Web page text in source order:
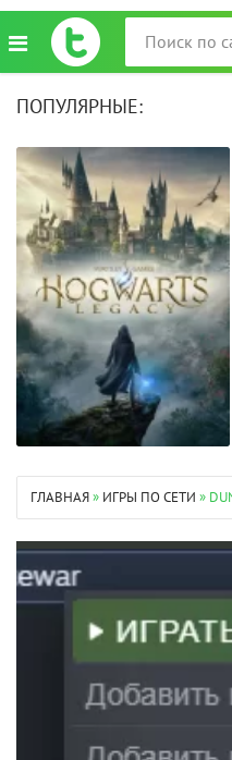
ПОПУЛЯРНЫЕ:
ГЛАВНАЯ» ИГРЫ ПО СЕТИ »